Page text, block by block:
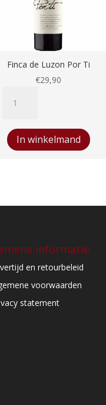
Finca de Luzon Por Ti
€29,90
Por
Ti
In winkelmand
informatie
en retourbeleid
voorwaarden
statement